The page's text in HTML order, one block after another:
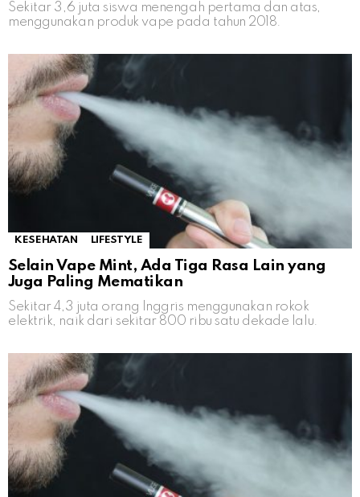
Sekitar 3,6 juta siswa menengah pertama dan atas,
menggunakan produk vape pada tahun 2018.
KESEHATAN LIFESTYLE
Selain Vape Mint, Ada Tiga Rasa Lain yang
Juga Paling Mematikan
Sekitar 4,3 juta orang Inggris menggunakan rokok
elektrik, naik dari sekitar 800 ribu satu dekade lalu.